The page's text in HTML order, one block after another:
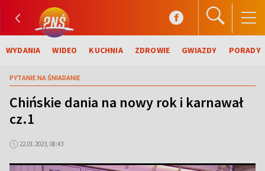
WYDANIA WIDEO KUCHNIA ZDROWIE GWIAZDY PORADY
PYTANIE NA ŚNIADANIE
Chińskie dania na nowy rok i karnawał
cz.1
22.01.2023, 08:43